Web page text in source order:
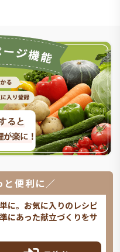
と便利に／
に。お気に入りのレシピ
にあった献立づくりをサ